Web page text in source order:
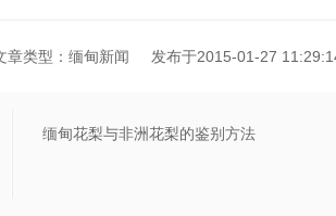
章类型：缅甸新闻 发布于2015-01-27
缅甸花梨与非洲花梨的鉴别方法